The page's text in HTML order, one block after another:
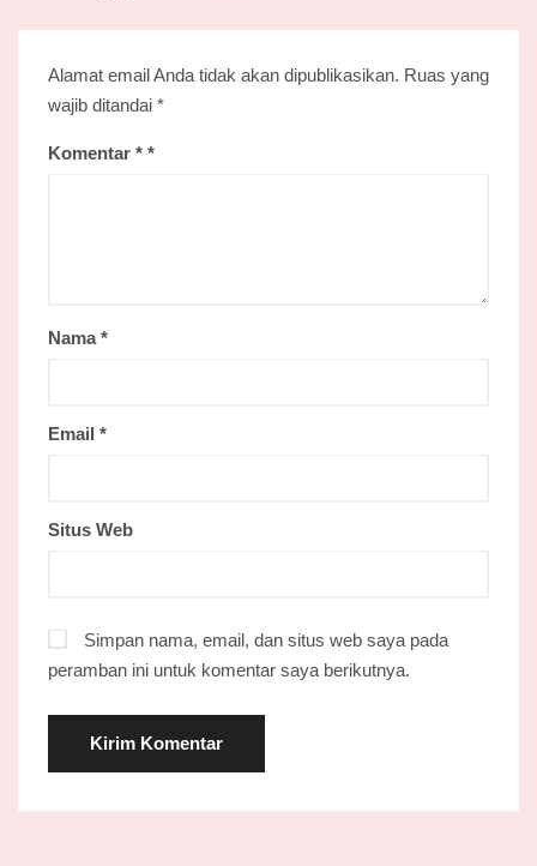
Alamat email Anda tidak akan dipublikasikan. Ruas yang
wajib ditandai *
Komentar *
Nama*
Email *
Situs Web
Simpan nama, email, dan situs web saya pada
peramban ini untuk komentar saya berikutnya.